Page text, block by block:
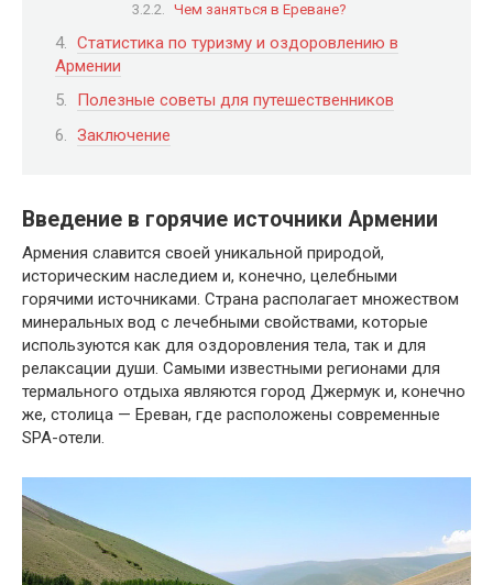
Чем заняться в Ереване?
Статистика по туризму и оздоровлению в
Армении
Полезные советы для путешественников
Заключение
Введение в горячие источники Армении
Армения славится своей уникальной природой,
историческим наследием и, конечно, целебными
горячими источниками. Страна располагает множеством
минеральных вод с лечебными свойствами, которые
используются как для оздоровления тела, так и для
релаксации души. Самыми известными регионами для
термального отдыха являются город Джермук и, конечно
же, столица — Ереван, где расположены современные
SPA-отели.